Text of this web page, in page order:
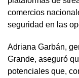
comercios
seguridad en las
Adriana Garbán,
Grande, aseguró
potenciales que,